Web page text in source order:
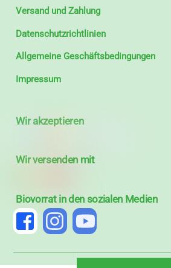
Versand und Zahlung
Datenschutzrichtlinien
Allgemeine Geschäftsbedingungen
Impressum
Wir akzeptieren
Wir versenden mit
Biovorrat in den sozialen Medien